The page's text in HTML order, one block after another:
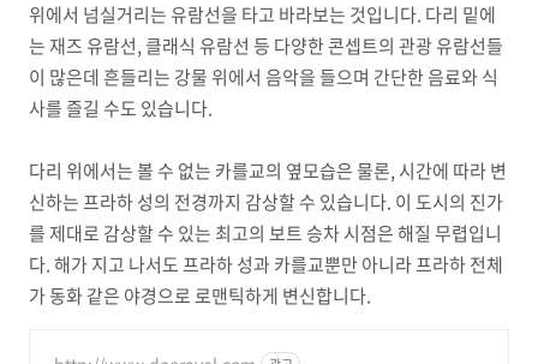
위에서 넘실거리는 유람선을 타고 바라보는 것입니다. 다리 밑에
는 재즈 유람선, 클래식 유람선 등 다양한 콘셉트의 관광 유람선들
이 많은데 흔들리는 강물 위에서 음악을 들으며 간단한 음료와 식
사를 즐길 수도 있습니다.
다리 위에서는 볼 수 없는 카를교의 옆모습은 물론, 시간에 따라 변
신하는 프라하 성의 전경까지 감상할 수 있습니다. 이 도시의 진가
를 제대로 감상할 수 있는 최고의 보트 승차 시점은 해질 무렵입니
다. 해가 지고 나서도 프라하 성과 카를교뿐만 아니라 프라하 전체
가 동화 같은 야경으로 로맨틱하게 변신합니다.